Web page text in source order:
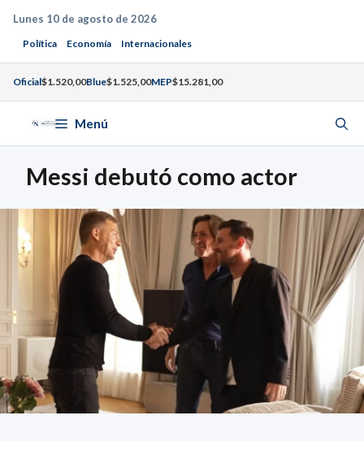
Saltar
contenido
Lunes 10 de agosto de 2026
Política Economía Internacionales
Oficial$1.520,00Blue$1.525,00MEP$15.281,00
Menú
Messi debutó como actor